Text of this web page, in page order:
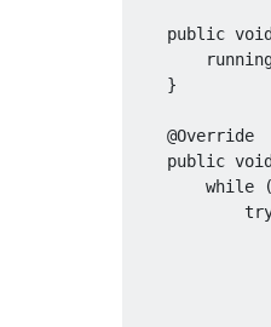
public
}
@Override
public
while
(